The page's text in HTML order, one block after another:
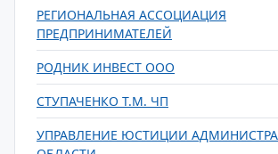
РЕГИОНАЛЬНАЯ АССОЦИАЦИЯ
ПРЕДПРИНИМАТЕЛЕЙ
РОДНИК ИНВЕСТ ООО
СТУПАЧЕНКО Т.М. ЧП
УПРАВЛЕНИЕ ЮСТИЦИИ